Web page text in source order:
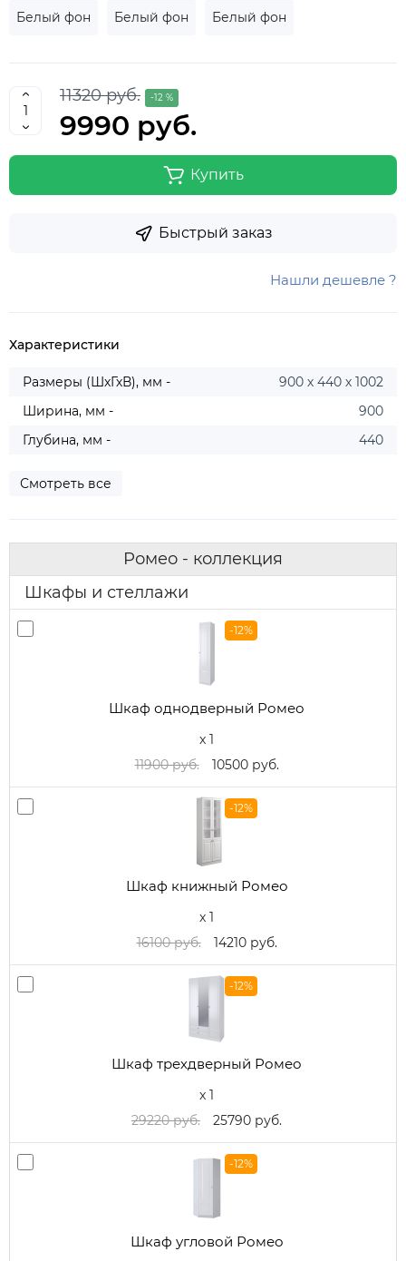
Белый фон Белый фон Белый фон
11320 руб. -12 %
9990 руб.
Купить
Быстрый заказ
Нашли дешевле ?
Характеристики
Размеры (ШхГхВ), мм -
900 х 440 х 1002
Ширина, мм -
900
Глубина, мм -
440
Смотреть все
Ромео - коллекция
Шкафы и стеллажи
-12%
Шкаф однодверный Ромео
x 1
11900 руб.
10500 руб.
-12%
Шкаф книжный Ромео
x 1
16100 руб.
14210 руб.
-12%
Шкаф трехдверный Ромео
x 1
29220 руб.
25790 руб.
-12%
Шкаф угловой Ромео